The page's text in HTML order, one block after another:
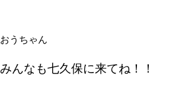
おうちゃん
みんなも七久保に来てね！！